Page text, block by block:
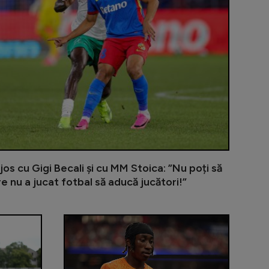
cu Gigi Becali și cu MM Stoica: ”Nu poți să
nu a jucat fotbal să aducă jucători!”
Iordănescu a dat verdictul despre fotbalistul care a
Gigi Becali încă îl așteaptă pe membrul Generației